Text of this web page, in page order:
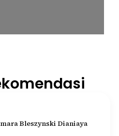
Bleszynski Dianiaya